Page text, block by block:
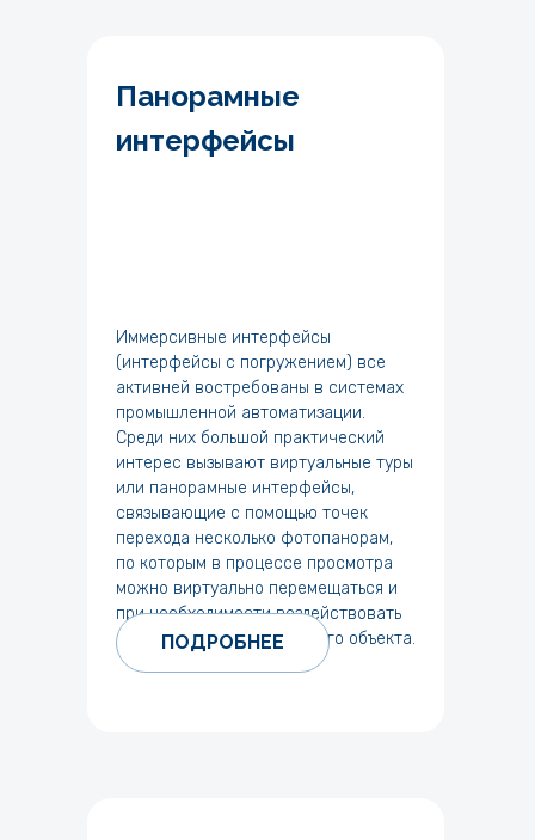
Панорамные
интерфейсы
Иммерсивные интерфейсы
(интерфейсы с погружением) все
активней востребованы в системах
промышленной автоматизации.
Среди них большой практический
интерес вызывают виртуальные туры
или панорамные интерфейсы,
связывающие с помощью точек
перехода несколько фотопанорам,
по которым в процессе просмотра
можно виртуально перемещаться и
при необходимости воздействовать
на модель визуализируемого объекта.
ПОДРОБНЕЕ